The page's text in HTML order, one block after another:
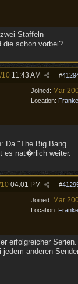
Staffeln
die schon vorbei?
#
10 11:43 AM
Joined: Mar
Location:
Da "The Big Bang
es nat�rlich weiter.
#
04:01 PM
Joined: Mar
Location:
erfolgreicher Serien.
anderen